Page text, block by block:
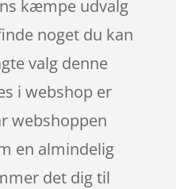
kæmpe udvalg
noget du kan
valg denne
i webshop er
webshoppen
en almindelig
det dig til